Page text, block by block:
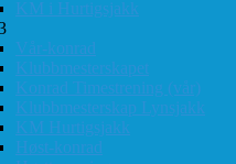
KM i Hurtigsjakk
Vår-konrad
Klubbmesterskapet
Konrad Timestrening (vår)
Klubbmesterskap Lynsjakk
KM Hurtigsjakk
Høst-konrad